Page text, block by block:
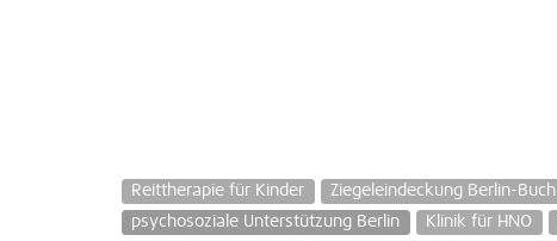
Reittherapie für Kinder Ziegeleindeckung Berlin-Buch
psychosoziale Unterstützung Berlin
Klinik für HNO